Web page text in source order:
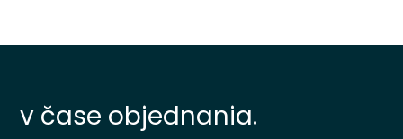
v čase objednania.